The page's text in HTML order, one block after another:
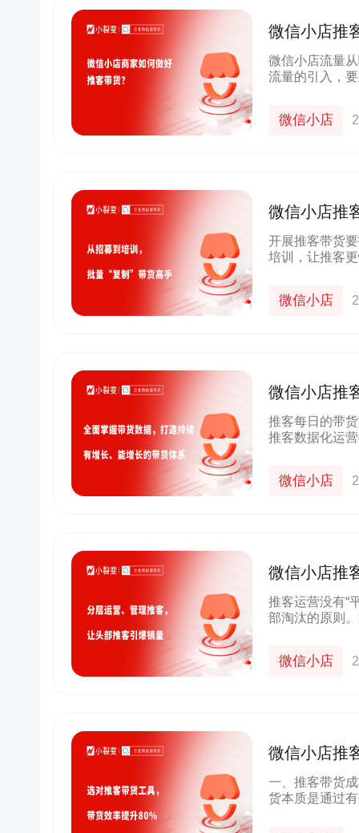
微信小店推
推客带货？
微信小店流量
流量的引入，
微信小店
微信小店推
制”带货高手
开展推客带货
培训，让推客
微信小店
微信小店推
造持续有增
推客每日的带
推客数据化运
微信小店
微信小店推
让头部推客
推客运营没有“
部淘汰的原则
微信小店
微信小店推
货效率提升
一、推客带货
货本质是通过